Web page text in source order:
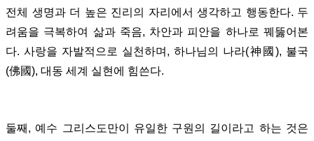
전체 생명과 더 높은 진리의 자리에서 생각하고 행동한다. 두
려움을 극복하여 삶과 죽음, 차안과 피안을 하나로 꿰뚫어본
다. 사랑을 자발적으로 실천하며, 하나님의 나라(神國), 불국
(佛國), 대동 세계 실현에 힘쓴다.
둘째, 예수 그리스도만이 유일한 구원의 길이라고 하는 것은